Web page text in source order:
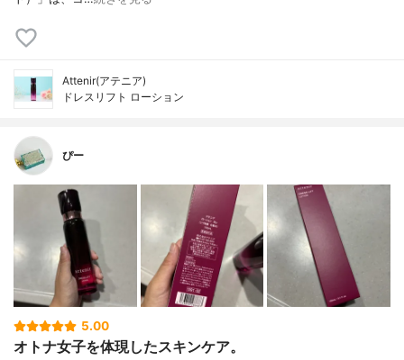
Attenir(アテニア)
ドレスリフト ローション
ぴー
5.00
オトナ女子を体現したスキンケア。